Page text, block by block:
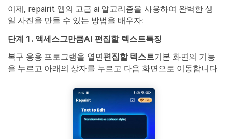
이제, repairit 앱의 고급 ai 알고리즘을 사용하여 완벽한 생
일 사진을 만들 수 있는 방법을 배우자:
단계 1. 액세스그만큼AI 편집할 텍스트특징
복구 응용 프로그램을 열면편집할 텍스트기본 화면의 기능
을 누르고 아래의 상자를 누르고 다음 화면으로 이동합니다.